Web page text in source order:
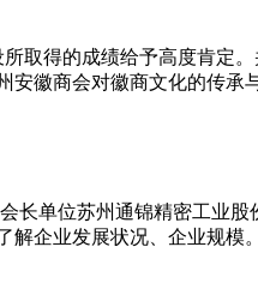
得的成绩给予高度肯定。
安徽商会对徽商文化的传承
长单位苏州通锦精密工业
解企业发展状况、企业规模。